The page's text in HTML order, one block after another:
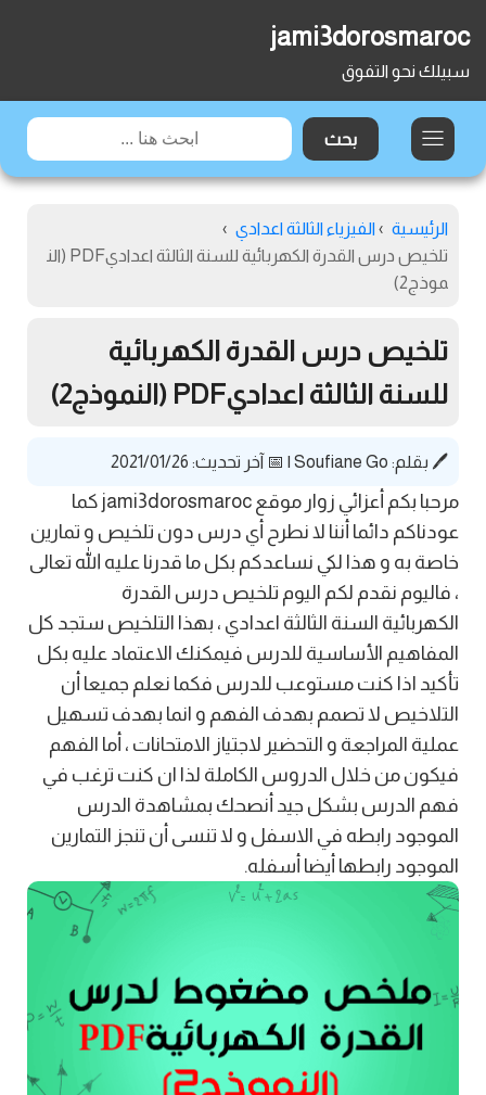
jami3dorosmaroc
سبيلك نحو التفوق
الرئيسية › الفيزياء الثالثة اعدادي ›
تلخيص درس القدرة الكهربائية للسنة الثالثة اعداديPDF (الن
موذج2)
تلخيص درس القدرة الكهربائية
للسنة الثالثة اعداديPDF (النموذج2)
🖊️ بقلم: Soufiane Go
| 📅 آخر تحديث: 2021/01/26
مرحبا بكم أعزائي زوار موقع jami3dorosmaroc كما
عودناكم دائما أننا لا نطرح أي درس دون تلخيص و تمارين
خاصة به و هذا لكي نساعدكم بكل ما قدرنا عليه الله تعالى
، فاليوم نقدم لكم اليوم تلخيص درس القدرة
الكهربائية السنة الثالثة اعدادي ، بهذا التلخيص ستجد كل
المفاهيم الأساسية للدرس فيمكنك الاعتماد عليه بكل
تأكيد اذا كنت مستوعب للدرس فكما نعلم جميعا أن
التلاخيص لا تصمم بهدف الفهم و انما بهدف تسهيل
عملية المراجعة و التحضير لاجتياز الامتحانات ، أما الفهم
فيكون من خلال الدروس الكاملة لذا ان كنت ترغب في
فهم الدرس بشكل جيد أنصحك بمشاهدة الدرس
الموجود رابطه في الاسفل و لا تنسى أن تنجز التمارين
الموجود رابطها أيضا أسفله.